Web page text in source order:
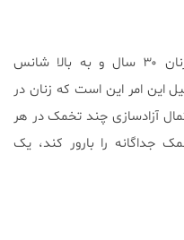
، زنان ۳۰ سال و به بالا شانس
این امر این است که زنان در
آزادسازی چند تخمک در هر
جداگانه را بارور کند، یک